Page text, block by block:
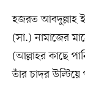
হজরত আবদুল্লাহ
(সা.) নামাজের
(আল্লাহর কাছে
তাঁর চাদর